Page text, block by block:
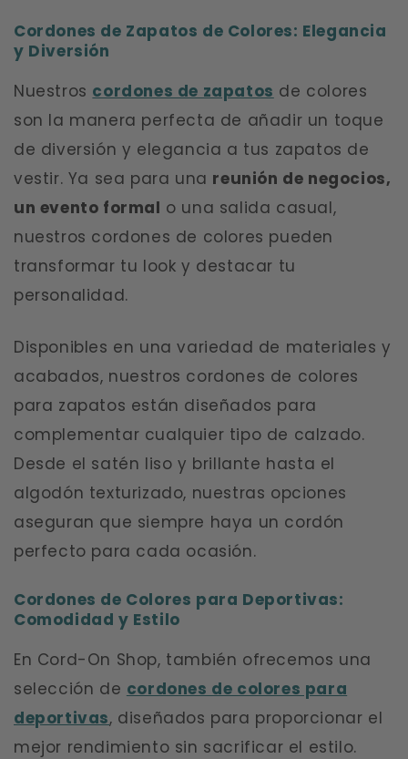
Cordones de Zapatos de Colores: Elegancia
y Diversión
Nuestros cordones de zapatos de colores
son la manera perfecta de añadir un toque
de diversión y elegancia a tus zapatos de
vestir. Ya sea para una reunión de negocios,
un evento formal o una salida casual,
nuestros cordones de colores pueden
transformar tu look y destacar tu
personalidad.
Disponibles en una variedad de materiales y
acabados, nuestros cordones de colores
para zapatos están diseñados para
complementar cualquier tipo de calzado.
Desde el satén liso y brillante hasta el
algodón texturizado, nuestras opciones
aseguran que siempre haya un cordón
perfecto para cada ocasión.
Cordones de Colores para Deportivas:
Comodidad y Estilo
En Cord-On Shop, también ofrecemos una
selección de cordones de colores para
deportivas, diseñados para proporcionar el
mejor rendimiento sin sacrificar el estilo.